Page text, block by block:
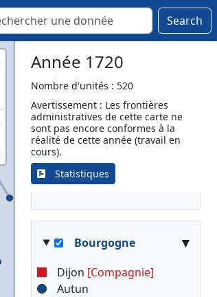
Search
Année 1720
Nombre d'unités : 520
Avertissement : Les frontières
administratives de cette carte ne
sont pas encore conformes à la
réalité de cette année (travail en
cours).
Statistiques
Fresselines
Gannat
Guéret
Le Donjon
Montluçon
Nevers
Pionsat (Poinsac)
Saint-Pierre-le-Moûtier
Saint-Saulge
Varennes-sur-Allier
(Varennes)
Bourgogne ▾
Dijon [Compagnie]
Autun